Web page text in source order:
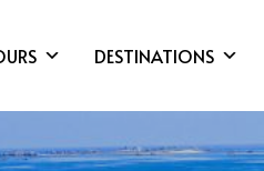
DESTINATIONS